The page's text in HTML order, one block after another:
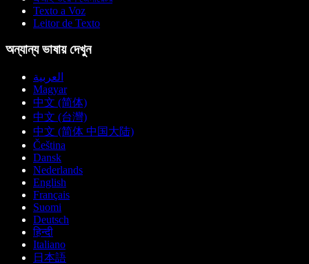
Texto a Voz
Leitor de Texto
অন্যান্য ভাষায় দেখুন
العربية
Magyar
中文 (简体)
中文 (台灣)
中文 (简体 中国大陆)
Čeština
Dansk
Nederlands
English
Français
Suomi
Deutsch
हिन्दी
Italiano
日本語